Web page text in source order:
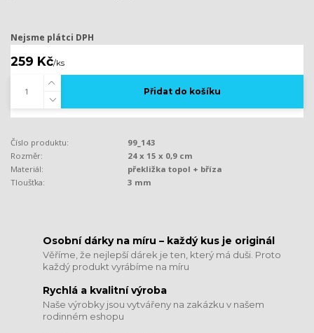
Nejsme plátci DPH
259 Kč/ks
Přidat do košíku
Číslo produktu:
99_143
Rozměr:
24 x 15 x 0,9 cm
Materiál:
překližka topol + bříza
Tloušťka:
3 mm
​​​​​​​Osobní dárky na míru – každý kus je originál
Věříme, že nejlepší dárek je ten, který má duši. Proto
každý produkt vyrábíme na míru
Rychlá a kvalitní výroba
Naše výrobky jsou vytvářeny na zakázku v našem
rodinném eshopu